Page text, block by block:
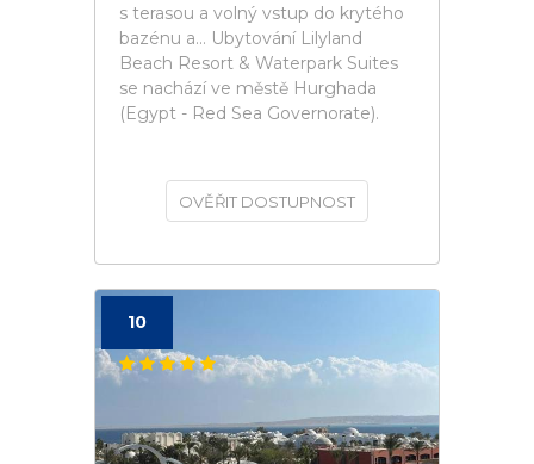
s terasou a volný vstup do krytého
bazénu a... Ubytování Lilyland
Beach Resort & Waterpark Suites
se nachází ve městě Hurghada
(Egypt - Red Sea Governorate).
OVĚŘIT DOSTUPNOST
10